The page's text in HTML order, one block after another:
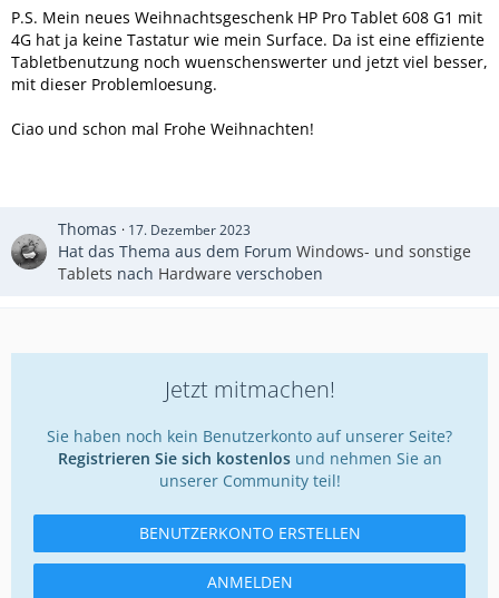
P.S. Mein neues Weihnachtsgeschenk HP Pro Tablet 608 G1 mit
4G hat ja keine Tastatur wie mein Surface. Da ist eine effiziente
Tabletbenutzung noch wuenschenswerter und jetzt viel besser,
mit dieser Problemloesung.
Ciao und schon mal Frohe Weihnachten!
Thomas 17. Dezember 2023
Hat das Thema aus dem Forum Windows- und sonstige
Tablets nach Hardware verschoben
Jetzt mitmachen!
Sie haben noch kein Benutzerkonto auf unserer Seite?
Registrieren Sie sich kostenlosund nehmen Sie an
unserer Community teil!
BENUTZERKONTO ERSTELLEN
ANMELDEN